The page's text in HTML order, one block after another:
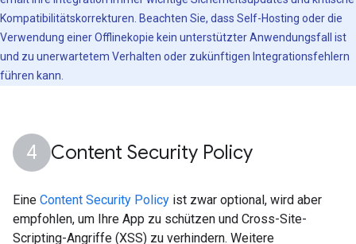
Kompatibilitätskorrekturen. Beachten Sie, dass Self-Hosting oder die
Verwendung einer Offlinekopie kein unterstützter Anwendungsfall ist
und zu unerwartetem Verhalten oder zukünftigen Integrationsfehlern
führen kann.
Content Security Policy
Eine Content Security Policy ist zwar optional, wird aber
empfohlen, um Ihre App zu schützen und Cross-Site-
Scripting-Angriffe (XSS) zu verhindern. Weitere